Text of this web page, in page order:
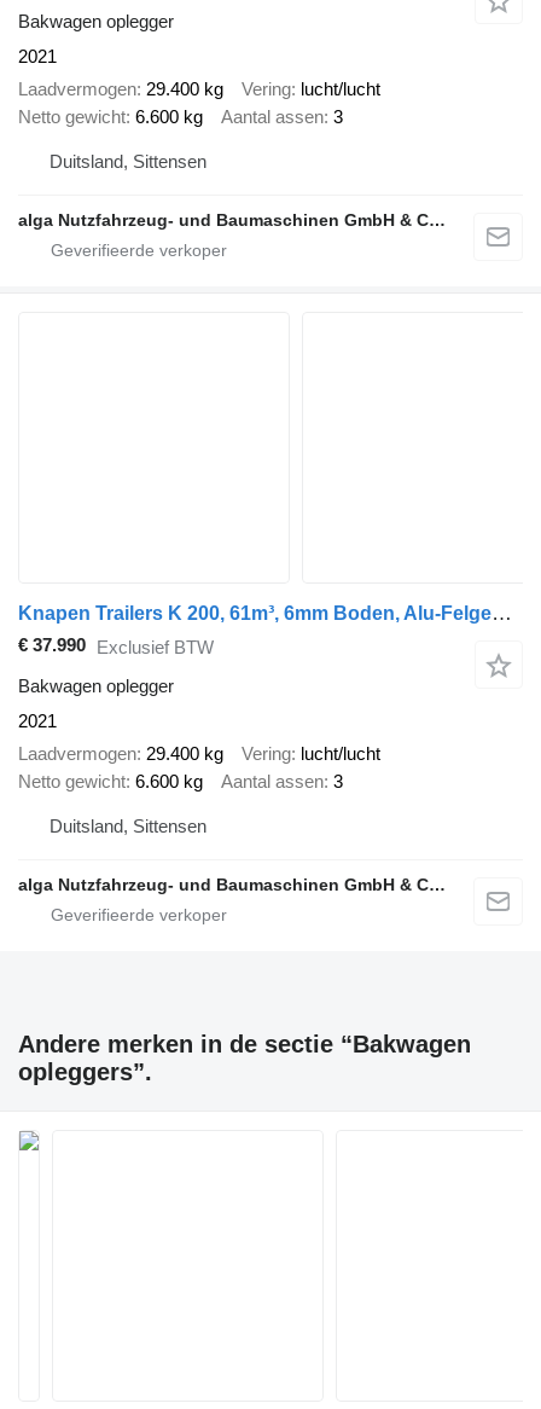
Bakwagen oplegger
2021
Laadvermogen 29.400 kg Vering lucht/lucht
Netto gewicht 6.600 kg Aantal assen 3
Duitsland, Sittensen
alga Nutzfahrzeug- und Baumaschinen GmbH & Co. KG
Knapen Trailers K 200, 61m³, 6mm Boden, Alu-Felgen, BPW, Lift
€ 37.990 Exclusief BTW
Bakwagen oplegger
2021
Laadvermogen 29.400 kg Vering lucht/lucht
Netto gewicht 6.600 kg Aantal assen 3
Duitsland, Sittensen
alga Nutzfahrzeug- und Baumaschinen GmbH & Co. KG
Andere merken in de sectie “Bakwagen
opleggers”.